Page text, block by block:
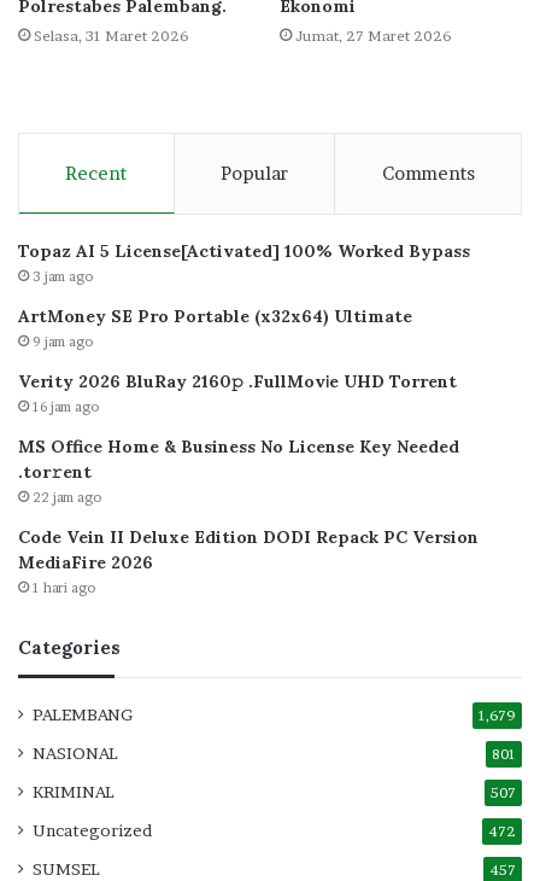
Polrestabes Palembang.
Selasa, 31 Maret 2026
Ekonomi
Jumat, 27 Maret 2026
Recent Popular Comments
Topaz AI 5 License[Activated] 100% Worked Bypass
3 jam ago
ArtMoney SE Pro Portable (x32x64) Ultimate
9 jam ago
Verity 2026 BluRay 2160𝚙 .FullMov𝗂e UHD Torrent
16 jam ago
MS Office Home & Business No License Key Needed
.tоr𝚛еnt
22 jam ago
Code Vein II Deluxe Edition DODI Repack PC Version
MediaFire 2026
1 hari ago
Categories
PALEMBANG 1,679
NASIONAL 801
KRIMINAL 507
Uncategorized 472
SUMSEL 457